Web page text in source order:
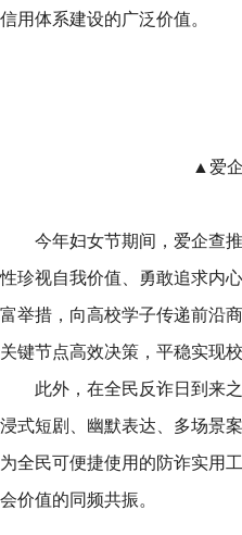
信用体系建设的广泛价值。
▲爱
今年妇女节期间，爱企查
性珍视自我价值、勇敢追求内
富举措，向高校学子传递前沿
关键节点高效决策，平稳实现
此外，在全民反诈日到来
浸式短剧、幽默表达、多场景
为全民可便捷使用的防诈实用
会价值的同频共振。